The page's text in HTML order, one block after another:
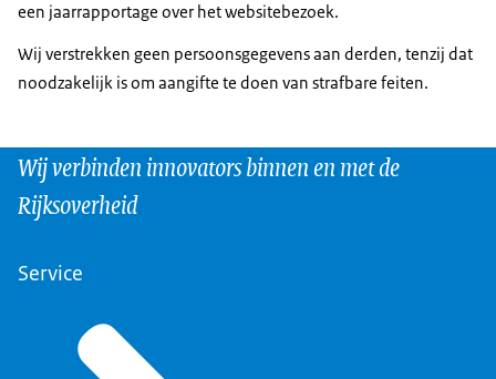
een jaarrapportage over het websitebezoek.
Wij verstrekken geen persoonsgegevens aan derden, tenzij dat
noodzakelijk is om aangifte te doen van strafbare feiten.
Wij verbinden innovators binnen en met de
Rijksoverheid
Service